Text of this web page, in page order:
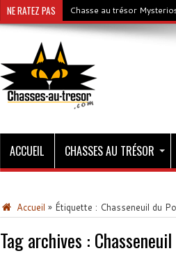
NE RATEZ PAS Chasse au trésor
ACCUEIL CHASSES AU TRÉSOR
Accueil » Étiquette : Chasseneuil du
Tag archives :